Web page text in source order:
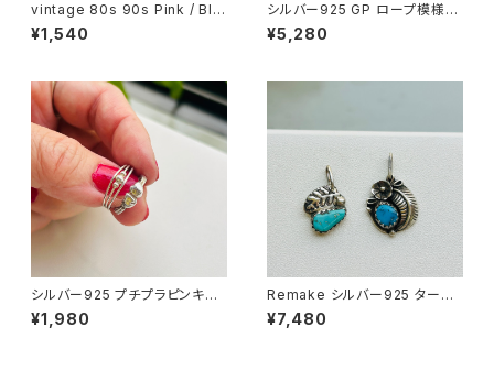
vintage 80s 90s Pink / Blu
e / Black シフォンリボンバレッ
タ
¥1,540
シルバー925 GP ロープ模様リ
ング（バラ売り）
¥5,280
シルバー925 プチプラピンキー
リング（バラ売り）
¥1,980
Remake シルバー925 ターコ
イズチャーム（バラ売り）
¥7,480